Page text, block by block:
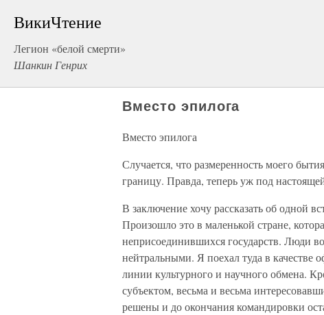
ВикиЧтение
Легион «белой смерти»
Шанкин Генрих
Вместо эпилога
Вместо эпилога
Случается, что размеренность моего
границу. Правда, теперь уж под
В заключение хочу рассказать об одной
Произошло это в маленькой стране,
неприсоединившихся государств. Люди
нейтральными. Я поехал туда в качестве
линии культурного и научного обмена.
субъектом, весьма и весьма
решены и до окончания командировки